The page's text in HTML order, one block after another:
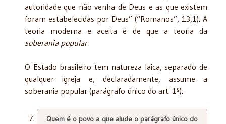
autoridade que não venha de Deus e as que existem
foram estabelecidas por Deus” (“Romanos”, 13,1). A
teoria moderna e aceita é de que a teoria da
soberania popular.
O Estado brasileiro tem natureza laica, separado de
qualquer igreja e, declaradamente, assume a
soberania popular (parágrafo único do art. 1º).
Quem é o povo a que alude o parágrafo único do